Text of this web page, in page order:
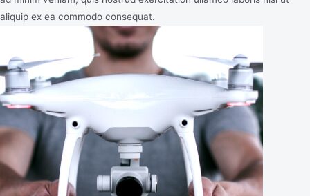
aliquip ex ea commodo consequat.